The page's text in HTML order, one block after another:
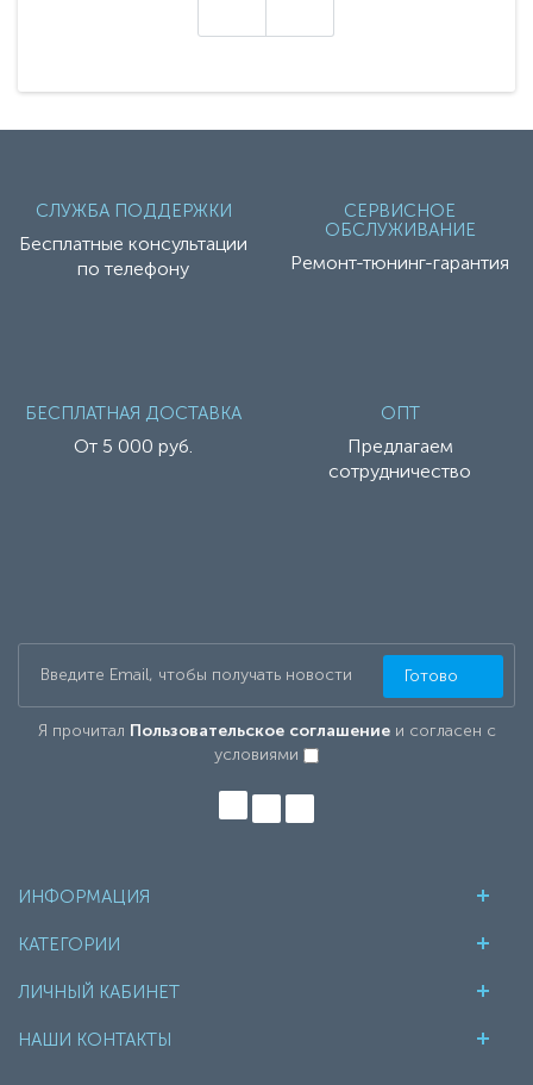
СЛУЖБА ПОДДЕРЖКИ
Бесплатные консультации
по телефону
СЕРВИСНОЕ
ОБСЛУЖИВАНИЕ
Ремонт-тюнинг-гарантия
БЕСПЛАТНАЯ ДОСТАВКА
От 5 000 руб.
ОПТ
Предлагаем
сотрудничество
Я прочитал Пользовательское соглашениеи согласен с
условиями
Готово
ИНФОРМАЦИЯ
КАТЕГОРИИ
ЛИЧНЫЙ КАБИНЕТ
НАШИ КОНТАКТЫ